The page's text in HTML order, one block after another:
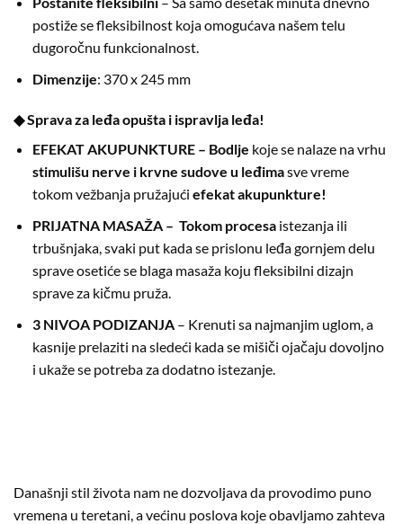
postiže se fleksibilnost koja omogućava našem telu
dugoročnu funkcionalnost.
Dimenzije: 370 x 245 mm
◆ Sprava za leđa opušta i ispravlja leđa!
EFEKAT AKUPUNKTURE – Bodlje koje se nalaze na vrhu
stimulišu nerve i krvne sudove u leđimasve vreme
tokom vežbanja pružajući efekat akupunkture!
PRIJATNA MASAŽA – Tokom procesaistezanja ili
trbušnjaka, svaki put kada se prislonu leđa gornjem delu
sprave osetiće se blaga masaža koju fleksibilni dizajn
sprave za kičmu pruža.
3 NIVOA PODIZANJA – Krenuti sa najmanjim uglom, a
kasnije prelaziti na sledeći kada se mišiči ojačaju dovoljno
i ukaže se potreba za dodatno istezanje.
Današnji stil života nam ne dozvoljava da provodimo puno
vremena u teretani, a većinu poslova koje obavljamo zahteva